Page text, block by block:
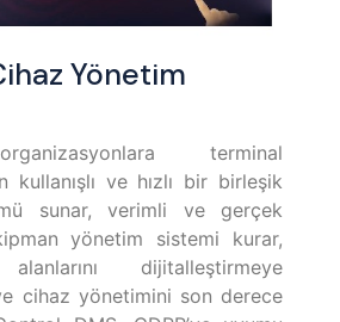
Yönetim
terminal
kullanışlı ve hızlı bir birleşik
sunar, verimli ve gerçek
yönetim sistemi kurar,
dijitalleştirmeye
cihaz yönetimini son derece